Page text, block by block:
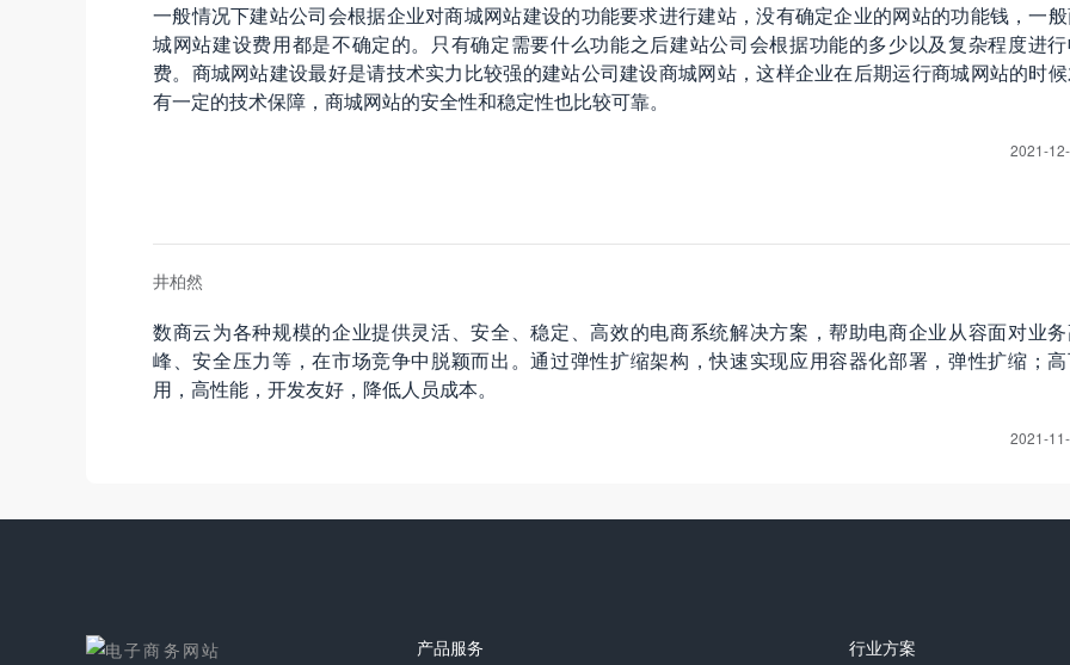
一般情况下建站公司会根据企业对商城网站建设的功能要求进行建站，没有确定企业的网站的功能钱，一
城网站建设费用都是不确定的。只有确定需要什么功能之后建站公司会根据功能的多少以及复杂程度进
费。商城网站建设最好是请技术实力比较强的建站公司建设商城网站，这样企业在后期运行商城网站的时
有一定的技术保障，商城网站的安全性和稳定性也比较可靠。
2021-
井柏然
数商云为各种规模的企业提供灵活、安全、稳定、高效的电商系统解决方案，帮助电商企业从容面对业
峰、安全压力等，在市场竞争中脱颖而出。通过弹性扩缩架构，快速实现应用容器化部署，弹性扩缩；
用，高性能，开发友好，降低人员成本。
2021-
产品服务 行业方案